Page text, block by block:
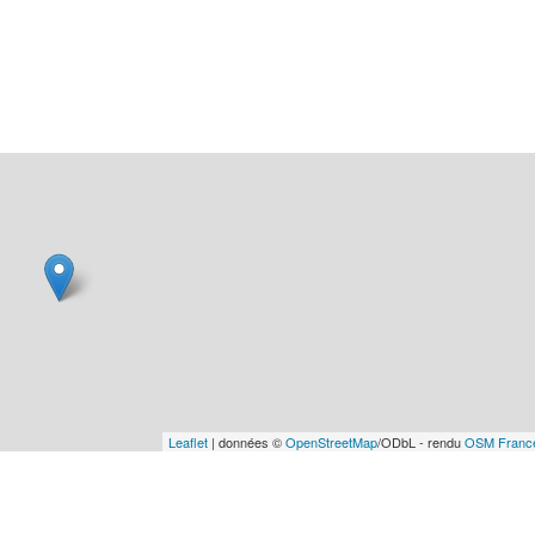
Leaflet| données ©OpenStreetMap/ODbL - renduOSM